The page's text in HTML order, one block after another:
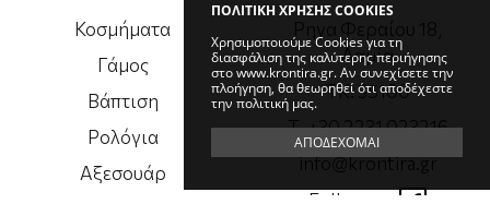
ΠΟΛΙΤΙΚΗ ΧΡΗΣΗΣ COOKIES
Χρησιμοποιούμε Cookies για τη
διασφάλιση της καλύτερης περιήγησης
στο www.krontira.gr. Αν συνεχίσετε την
πλοήγηση, θα θεωρηθεί ότι αποδέχεστε
την πολιτική μας.
ΑΠΟΔΕΧΟΜΑΙ
Κοσμήματα
Γάμος
Βάπτιση
Ρολόγια
Αξεσουάρ
Λαμία
ΤΚ. 35100
Τ. +30 2231 023216
info@krontira.gr
Follow us